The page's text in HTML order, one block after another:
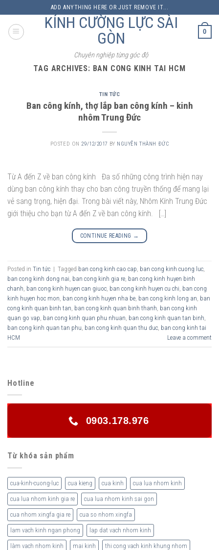
to
content
ADD ANYTHING HERE OR JUST REMOVE IT...
KÍNH CƯỜNG LỰC SÀI
GÒN
Chuyên nghiệp từng góc độ
0
TAG ARCHIVES: BAN CONG KINH TAI HCM
TIN TỨC
Ban công kính, thợ lắp ban công kính – kinh
nhôm Trung Đức
POSTED ON 29/12/2017 BY NGUYỄN THÀNH ĐỨC
Từ A đến Z về ban công kính Đa số những công trình hiện nay
dùng ban công kính thay cho ban công truyền thống để mang lại
vẻ sang trọng, hiện đại. Trong bài viết này, Nhôm Kính Trung Đức
giới thiệu cho bạn từ A đến Z về ban công kính. […]
CONTINUE READING →
Posted in Tin tức | Tagged ban cong kinh cao cap ban cong kinh cuong luc
ban cong kinh dong nai ban cong kinh gia re ban cong kinh huyen binh
chanh ban cong kinh huyen can giuoc ban cong kinh huyen cu chi ban cong
kinh huyen hoc mon ban cong kinh huyen nha be ban cong kinh long an ban
cong kinh quan binh tan ban cong kinh quan binh thanh ban cong kinh
quan go vap ban cong kinh quan phu nhuan ban cong kinh quan tan binh
ban cong kinh quan tan phu ban cong kinh quan thu duc ban cong kinh tai
HCM
Leave a comment
Hotline
0903.178.976
Từ khóa sản phẩm
cua-kinh-cuong-luc cua kieng cua kinh cua lua nhom kinh
cua lua nhom kinh gia re cua lua nhom kinh sai gon
cua nhom xingfa gia re cua so nhom xingfa
lam vach kinh ngan phong lap dat vach nhom kinh
làm vach nhom kinh mai kinh thi cong vach kinh khung nhom